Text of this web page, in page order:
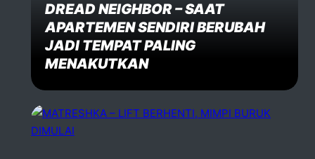
DREAD NEIGHBOR – SAAT
APARTEMEN SENDIRI BERUBAH
JADI TEMPAT PALING
MENAKUTKAN